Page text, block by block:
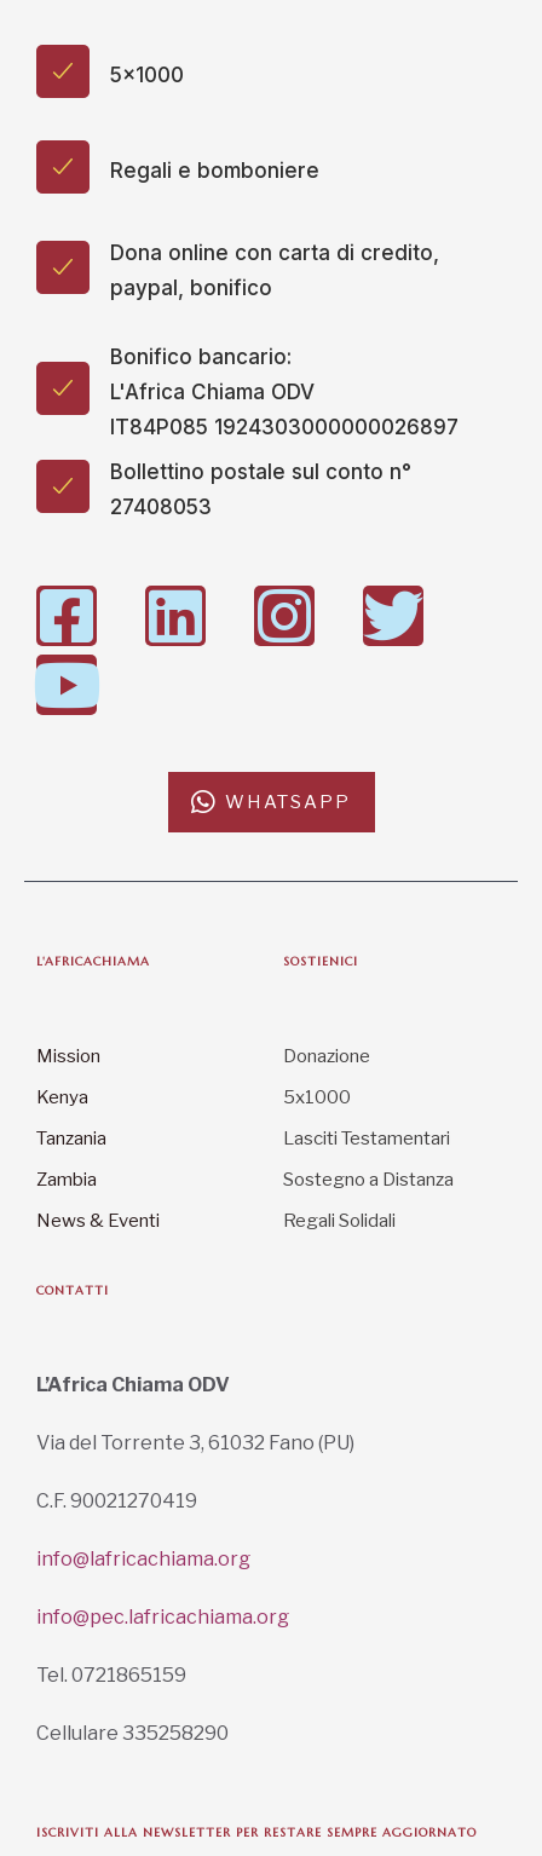
5x1000
Regali e bomboniere
Dona online con carta di credito,
paypal, bonifico
Bonifico bancario:
L'Africa Chiama ODV
IT84P085 1924303000000026897
Bollettino postale sul conto n°
27408053
WHATSAPP
L'AFRICACHIAMA
Mission
Kenya
Tanzania
Zambia
News & Eventi
SOSTIENICI
Donazione
5x1000
Lasciti Testamentari
Sostegno a Distanza
Regali Solidali
CONTATTI
L’Africa Chiama ODV
Via del Torrente 3, 61032 Fano (PU)
C.F. 90021270419
info@lafricachiama.org
info@pec.lafricachiama.org
Tel. 0721865159
Cellulare 335258290
ISCRIVITI ALLA NEWSLETTER PER RESTARE SEMPRE AGGIORNATO